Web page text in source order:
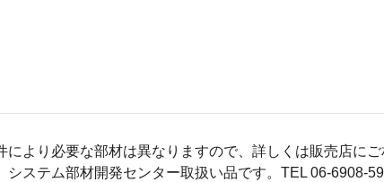
より必要な部材は異なりますので、詳しくは販売店にご
ステム部材開発センター取扱い品です。TEL 06-6908-